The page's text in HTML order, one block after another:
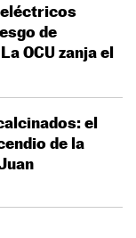
de
OCU zanja el
el
de la